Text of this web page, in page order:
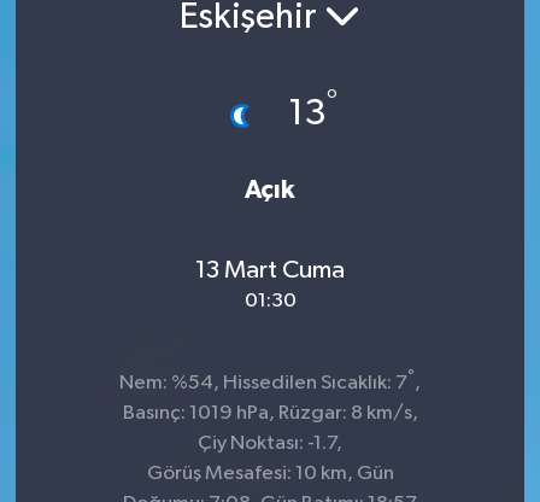
Eskişehir
13°
Açık
13 Mart Cuma
01:30
Nem: %54, Hissedilen Sıcaklık: 7° ,
Basınç: 1019 hPa, Rüzgar: 8 km/s,
Çiy Noktası: -1.7,
Görüş Mesafesi: 10 km, Gün